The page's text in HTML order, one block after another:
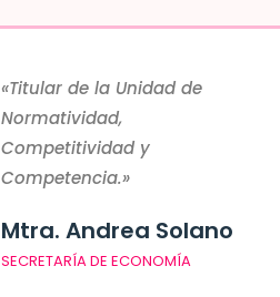
«Titular de la Unidad de
Normatividad,
Competitividad y
Competencia.»
Mtra. Andrea Solano
SECRETARÍA DE ECONOMÍA